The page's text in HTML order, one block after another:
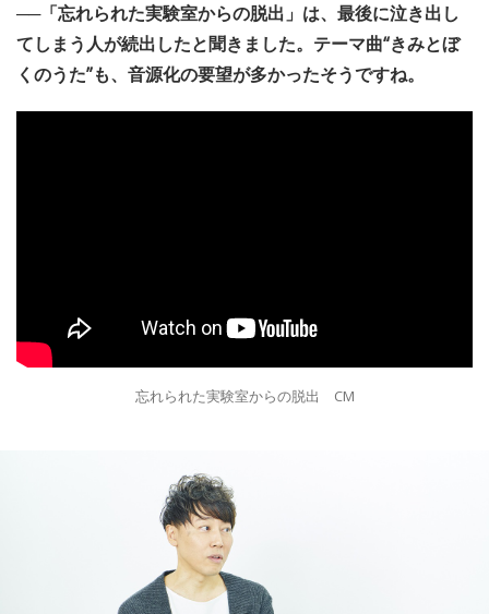
──「忘れられた実験室からの脱出」は、最後に泣き出し
てしまう人が続出したと聞きました。テーマ曲“きみとぼ
くのうた”も、音源化の要望が多かったそうですね。
忘れられた実験室からの脱出 CM